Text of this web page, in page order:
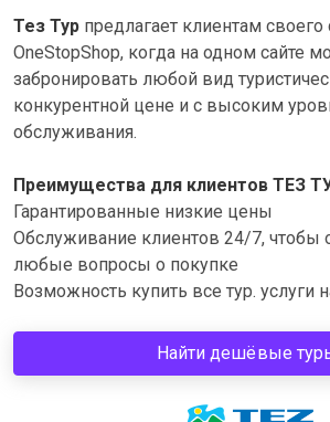
Тез Тур предлагает клиентам
OneStopShop, когда на одном сайте
забронировать любой вид
конкурентной цене и с высоким
обслуживания.
Преимущества для клиентов ТЕЗ
Гарантированные низкие цены
Обслуживание клиентов 24/7, чтобы
любые вопросы о покупке
Возможность купить все тур. услуги
Найти дешёвые